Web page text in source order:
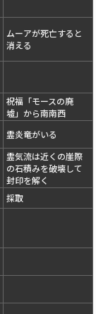
ムーアが死亡すると
消える
祝福「モースの廃
墟」から南南西
霊炎竜がいる
霊気流は近くの崖際
の石積みを破壊して
封印を解く
採取